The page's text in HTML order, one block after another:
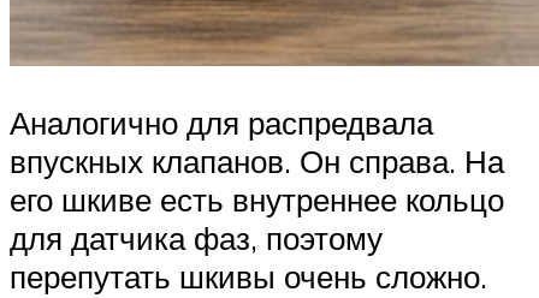
Аналогично для распредвала
впускных клапанов. Он справа. На
его шкиве есть внутреннее кольцо
для датчика фаз, поэтому
перепутать шкивы очень сложно.